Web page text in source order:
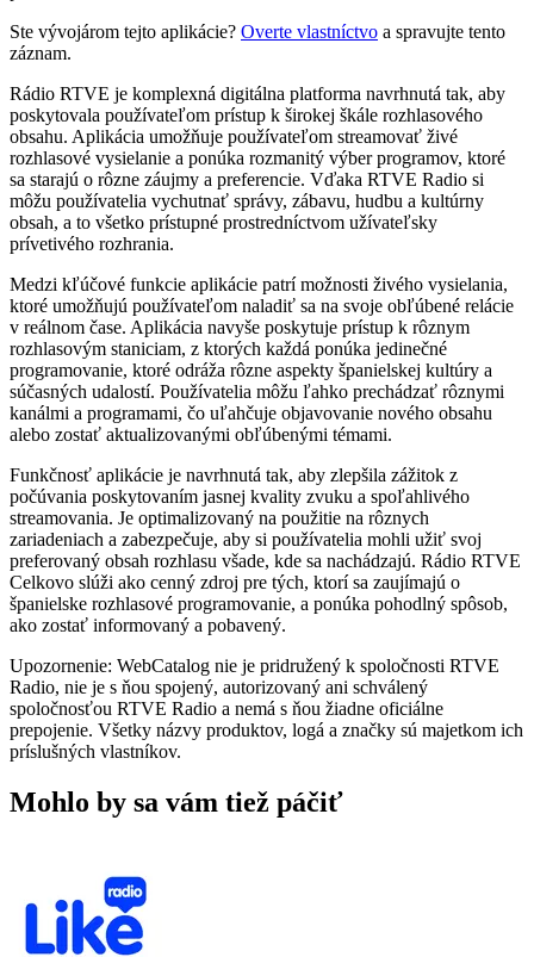
Ste vývojárom tejto aplikácie? Overte vlastníctvo a spravujte tento
záznam.
Rádio RTVE je komplexná digitálna platforma navrhnutá tak, aby
poskytovala používateľom prístup k širokej škále rozhlasového
obsahu. Aplikácia umožňuje používateľom streamovať živé
rozhlasové vysielanie a ponúka rozmanitý výber programov, ktoré
sa starajú o rôzne záujmy a preferencie. Vďaka RTVE Radio si
môžu používatelia vychutnať správy, zábavu, hudbu a kultúrny
obsah, a to všetko prístupné prostredníctvom užívateľsky
prívetivého rozhrania.
Medzi kľúčové funkcie aplikácie patrí možnosti živého vysielania,
ktoré umožňujú používateľom naladiť sa na svoje obľúbené relácie
v reálnom čase. Aplikácia navyše poskytuje prístup k rôznym
rozhlasovým staniciam, z ktorých každá ponúka jedinečné
programovanie, ktoré odráža rôzne aspekty španielskej kultúry a
súčasných udalostí. Používatelia môžu ľahko prechádzať rôznymi
kanálmi a programami, čo uľahčuje objavovanie nového obsahu
alebo zostať aktualizovanými obľúbenými témami.
Funkčnosť aplikácie je navrhnutá tak, aby zlepšila zážitok z
počúvania poskytovaním jasnej kvality zvuku a spoľahlivého
streamovania. Je optimalizovaný na použitie na rôznych
zariadeniach a zabezpečuje, aby si používatelia mohli užiť svoj
preferovaný obsah rozhlasu všade, kde sa nachádzajú. Rádio RTVE
Celkovo slúži ako cenný zdroj pre tých, ktorí sa zaujímajú o
španielske rozhlasové programovanie, a ponúka pohodlný spôsob,
ako zostať informovaný a pobavený.
Upozornenie: WebCatalog nie je pridružený k spoločnosti RTVE
Radio, nie je s ňou spojený, autorizovaný ani schválený
spoločnosťou RTVE Radio a nemá s ňou žiadne oficiálne
prepojenie. Všetky názvy produktov, logá a značky sú majetkom ich
príslušných vlastníkov.
Mohlo by sa vám tiež páčiť